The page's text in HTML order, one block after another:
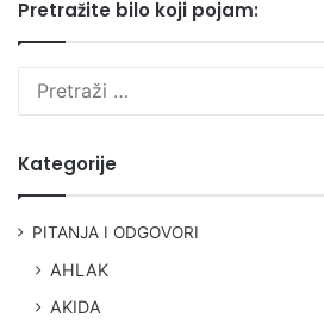
Pretražite bilo koji pojam:
Kategorije
PITANJA I ODGOVORI
AHLAK
AKIDA